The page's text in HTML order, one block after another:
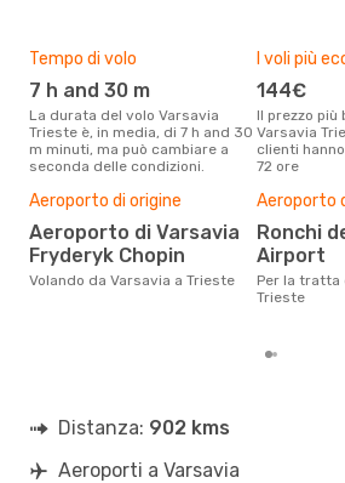
Tempo di volo
7 h and 30 m
La durata del volo Varsavia
Trieste è, in media, di 7 h and 30
m minuti, ma può cambiare a
seconda delle condizioni.
I voli più
144€
Il prezzo più basso per un volo
Varsavia
clienti
72 ore
Aeroporto di origine
Aeroporto di Varsavia
Fryderyk Chopin
Volando da Varsavia a Trieste
Aeroporto
Ronchi dei Legionari
Airport
Per la tratta da Varsavia a
Trieste
Distanza: 902 kms
Aeroporti a Varsavia